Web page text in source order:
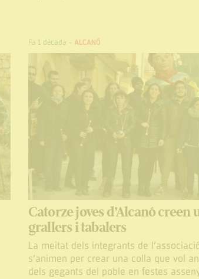
Fa 1 dècada - ALCANÓ
Catorze joves d’Alcanó creen
grallers i tabalers
La meitat dels integrants de
s’animen per crear una colla que vol
dels gegants del poble en festes